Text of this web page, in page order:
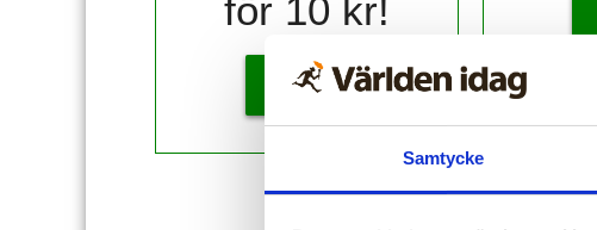
Samtycke
för 10 kr!
KÖP